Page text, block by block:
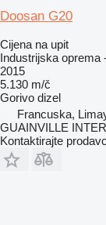
Doosan G20
Cijena na upit
Industrijska oprema
2015
5.130 m/č
Gorivo dizel
Francuska,
GUAINVILLE
Kontaktirajte